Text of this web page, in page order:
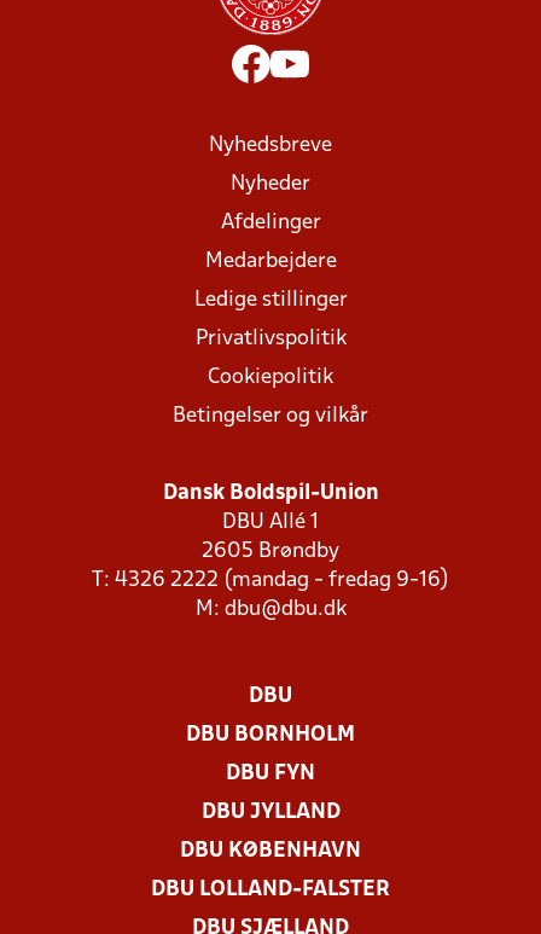
Nyhedsbreve
Nyheder
Afdelinger
Medarbejdere
Ledige stillinger
Privatlivspolitik
Cookiepolitik
Betingelser og vilkår
Dansk Boldspil-Union
DBU Allé 1
2605 Brøndby
T: 4326 2222 (mandag - fredag 9-16)
M: dbu@dbu.dk
DBU
DBU BORNHOLM
DBU FYN
DBU JYLLAND
DBU KØBENHAVN
DBU LOLLAND-FALSTER
DBU SJÆLLAND